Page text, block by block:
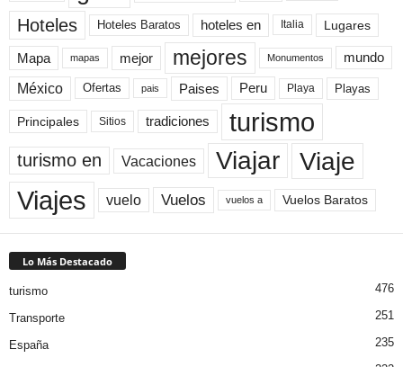
Hoteles Hoteles Baratos hoteles en Italia Lugares
Mapa mapas mejor mejores Monumentos mundo
México Ofertas pais Paises Peru Playa Playas
Principales Sitios tradiciones turismo
turismo en Vacaciones Viajar Viaje
Viajes vuelo Vuelos vuelos a Vuelos Baratos
Lo Más Destacado
turismo 476
Transporte 251
España 235